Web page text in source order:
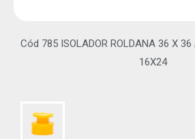
Cód 785 ISOLADOR ROLDANA 36 X 36
16X24